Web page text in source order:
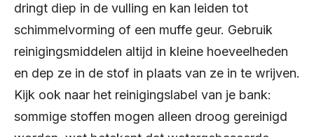
dringt diep in de vulling en kan leiden tot
schimmelvorming of een muffe geur. Gebruik
reinigingsmiddelen altijd in kleine hoeveelheden
en dep ze in de stof in plaats van ze in te wrijven.
Kijk ook naar het reinigingslabel van je bank:
sommige stoffen mogen alleen droog gereinigd